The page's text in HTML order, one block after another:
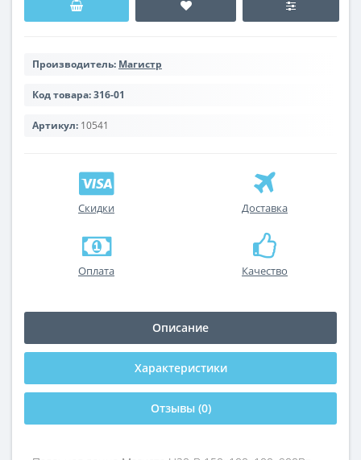
Производитель: Магистр
Код товара:316-01
Артикул: 10541
Скидки Доставка
Оплата Качество
Описание
Характеристики
Отзывы (0)